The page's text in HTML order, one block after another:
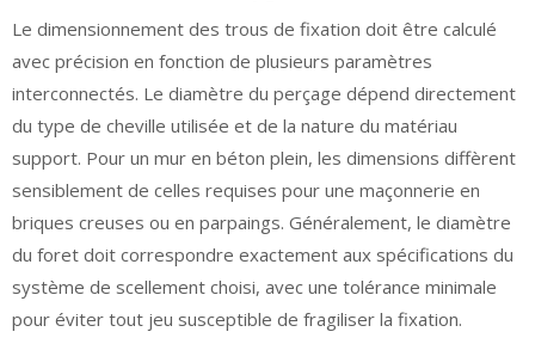
Le dimensionnement des trous de fixation doit être calculé
avec précision en fonction de plusieurs paramètres
interconnectés. Le diamètre du perçage dépend directement
du type de cheville utilisée et de la nature du matériau
support. Pour un mur en béton plein, les dimensions diffèrent
sensiblement de celles requises pour une maçonnerie en
briques creuses ou en parpaings. Généralement, le diamètre
du foret doit correspondre exactement aux spécifications du
système de scellement choisi, avec une tolérance minimale
pour éviter tout jeu susceptible de fragiliser la fixation.